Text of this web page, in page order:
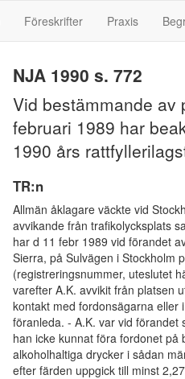
Föreskrifter Praxis
NJA 1990 s. 772
Vid bestämmande av
februari 1989 har
1990 års
TR:n
Allmän åklagare väckte vid
avvikande från trafikolycksplats
har d 11 febr 1989 vid förandet
Sierra, på Sulvägen i Stockholm
(registreringsnummer, uteslutet
varefter A.K. avvikit från platsen
kontakt med fordonsägarna eller
föranleda. - A.K. var vid
han icke kunnat föra fordonet
alkoholhaltiga drycker i sådan
efter färden uppgick till minst